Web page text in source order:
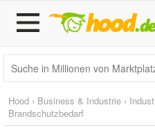
Hood › Business & Industrie ›
Brandschutzbedarf